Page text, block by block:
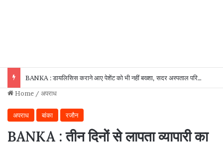
BANKA : डायलिसिस कराने आए पेशेंट को भी नहीं बख्शा, सदर अस्पताल परिसर से बाइक उड़ा ले गए चोर!
Home / अपराध
अपराध बांका रजौन
BANKA : तीन दिनों से लापता व्यापारी का